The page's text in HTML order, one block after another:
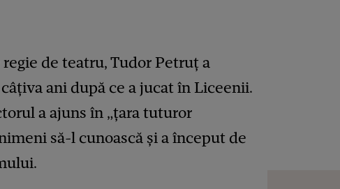
de teatru, Tudor Petruț a
ani după ce a jucat în Liceenii.
a ajuns în „țara tuturor
să-l cunoască și a început de